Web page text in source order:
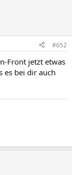
#652
Front jetzt etwas
es bei dir auch